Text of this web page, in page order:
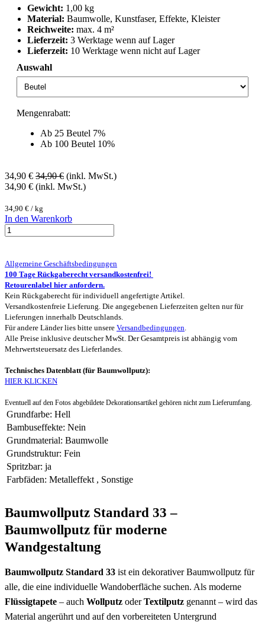
Gewicht: 1,00 kg
Material: Baumwolle, Kunstfaser, Effekte, Kleister
Reichweite: max. 4 m²
Lieferzeit: 3 Werktage wenn auf Lager
Lieferzeit: 10 Werktage wenn nicht auf Lager
Auswahl
Mengenrabatt:
Ab 25 Beutel 7%
Ab 100 Beutel 10%
34,90 € 34,90€ (inkl. MwSt.)
34,90 € (inkl. MwSt.)
34,90 € / kg
In den Warenkorb
Allgemeine Geschäftsbedingungen
100 Tage Rückgaberecht versandkostenfrei!
Retourenlabel hier anfordern.
Kein Rückgaberecht für individuell angefertigte Artikel.
Versandkostenfreie Lieferung. Die angegebenen Lieferzeiten gelten nur für
Lieferungen innerhalb Deutschlands.
Für andere Länder lies bitte unsere Versandbedingungen.
Alle Preise inklusive deutscher MwSt. Der Gesamtpreis ist abhängig vom
Mehrwertsteuersatz des Lieferlandes.
Technisches Datenblatt (für Baumwollputz):
HIER KLICKEN
Eventuell auf den Fotos abgebildete Dekorationsartikel gehören nicht zum Lieferumfang.
Grundfarbe: Hell
Bambuseffekte: Nein
Grundmaterial: Baumwolle
Grundstruktur: Fein
Spritzbar: ja
Farbfäden: Metalleffekt, Sonstige
Baumwollputz Standard 33 –
Baumwollputz für moderne
Wandgestaltung
Baumwollputz Standard 33 ist ein dekorativer Baumwollputz für
alle, die eine individuelle Wandoberfläche suchen. Als moderne
Flüssigtapete – auch Wollputz oderTextilputz genannt – wird das
Material angerührt und auf den vorbereiteten Untergrund